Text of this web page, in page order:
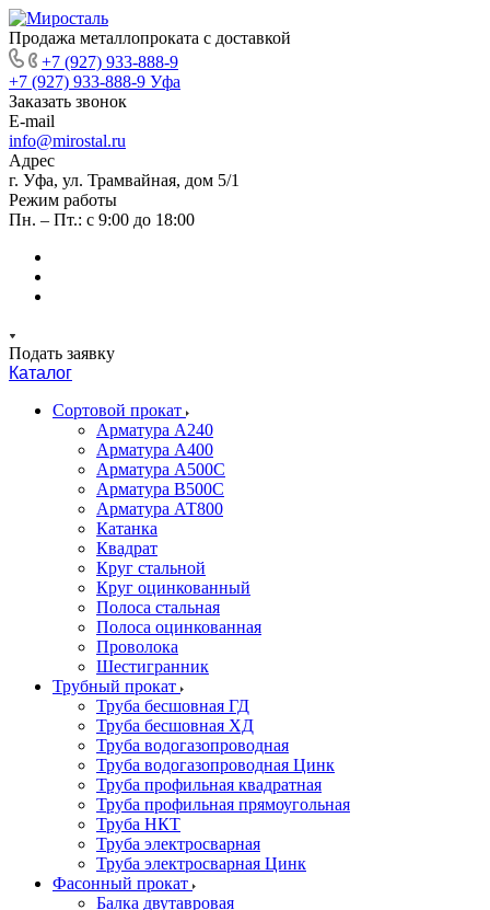
Продажа металлопроката с доставкой
+7 (927) 933-888-9
+7 (927) 933-888-9 Уфа
Заказать звонок
E-mail
info@mirostal.ru
Адрес
г. Уфа, ул. Трамвайная, дом 5/1
Режим работы
Пн. – Пт.: с 9:00 до 18:00
Подать заявку
Каталог
Сортовой прокат
Арматура А240
Арматура А400
Арматура А500C
Арматура В500С
Арматура АТ800
Катанка
Квадрат
Круг стальной
Круг оцинкованный
Полоса стальная
Полоса оцинкованная
Проволока
Шестигранник
Трубный прокат
Труба бесшовная ГД
Труба бесшовная ХД
Труба водогазопроводная
Труба водогазопроводная Цинк
Труба профильная квадратная
Труба профильная прямоугольная
Труба НКТ
Труба электросварная
Труба электросварная Цинк
Фасонный прокат
Балка двутавровая